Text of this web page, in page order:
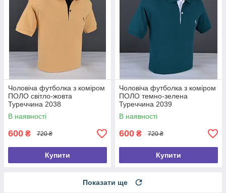
Чоловіча футболка з коміром
ПОЛО світло-жовта
Туреччина 2038
В наявності
600 ₴ 720 ₴
Купити
Чоловіча футболка з коміром
ПОЛО темно-зелена
Туреччина 2039
В наявності
600 ₴ 720 ₴
Купити
Показати ще